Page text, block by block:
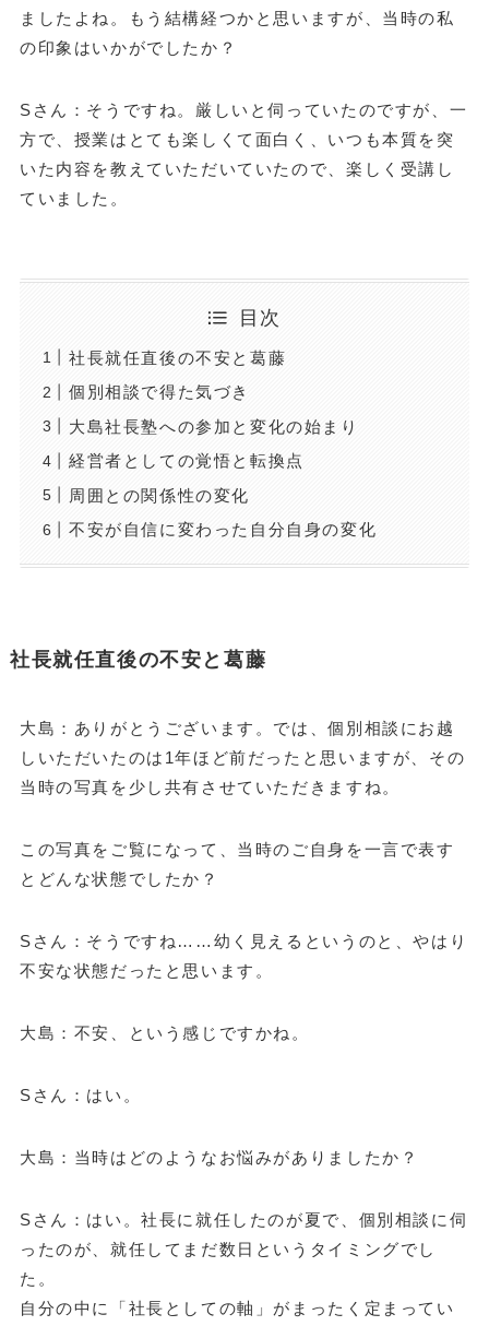
ましたよね。もう結構経つかと思いますが、当時の私
の印象はいかがでしたか？
Sさん：そうですね。厳しいと伺っていたのですが、一
方で、授業はとても楽しくて面白く、いつも本質を突
いた内容を教えていただいていたので、楽しく受講し
ていました。
目次
社長就任直後の不安と葛藤
個別相談で得た気づき
大島社長塾への参加と変化の始まり
経営者としての覚悟と転換点
周囲との関係性の変化
不安が自信に変わった自分自身の変化
社長就任直後の不安と葛藤
大島：ありがとうございます。では、個別相談にお越
しいただいたのは1年ほど前だったと思いますが、その
当時の写真を少し共有させていただきますね。
この写真をご覧になって、当時のご自身を一言で表す
とどんな状態でしたか？
Sさん：そうですね……幼く見えるというのと、やはり
不安な状態だったと思います。
大島：不安、という感じですかね。
Sさん：はい。
大島：当時はどのようなお悩みがありましたか？
Sさん：はい。社長に就任したのが夏で、個別相談に伺
ったのが、就任してまだ数日というタイミングでし
た。
自分の中に「社長としての軸」がまったく定まってい